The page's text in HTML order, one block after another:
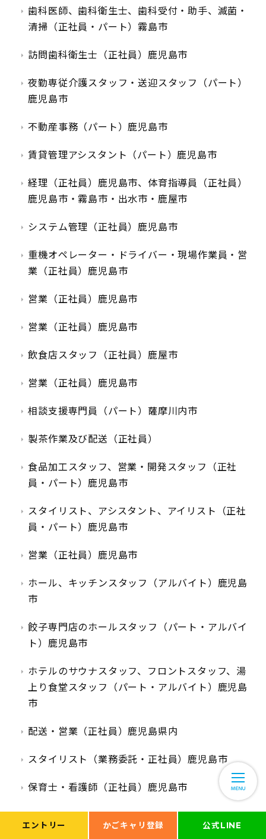
歯科医師、歯科衛生士、歯科受付・助手、滅菌・
清掃（正社員・パート）霧島市
訪問歯科衛生士（正社員）鹿児島市
夜勤専従介護スタッフ・送迎スタッフ（パート）
鹿児島市
不動産事務（パート）鹿児島市
賃貸管理アシスタント（パート）鹿児島市
経理（正社員）鹿児島市、体育指導員（正社員）
鹿児島市・霧島市・出水市・鹿屋市
システム管理（正社員）鹿児島市
重機オペレーター・ドライバー・現場作業員・営
業（正社員）鹿児島市
営業（正社員）鹿児島市
営業（正社員）鹿児島市
飲食店スタッフ（正社員）鹿屋市
営業（正社員）鹿児島市
相談支援専門員（パート）薩摩川内市
製茶作業及び配送（正社員）
食品加工スタッフ、営業・開発スタッフ（正社
員・パート）鹿児島市
スタイリスト、アシスタント、アイリスト（正社
員・パート）鹿児島市
営業（正社員）鹿児島市
ホール、キッチンスタッフ（アルバイト）鹿児島
市
餃子専門店のホールスタッフ（パート・アルバイ
ト）鹿児島市
ホテルのサウナスタッフ、フロントスタッフ、湯
上り食堂スタッフ（パート・アルバイト）鹿児島
市
配送・営業（正社員）鹿児島県内
スタイリスト（業務委託・正社員）鹿児島市
保育士・看護師（正社員）鹿児島市
エントリー かごキャリ登録 公式LINE